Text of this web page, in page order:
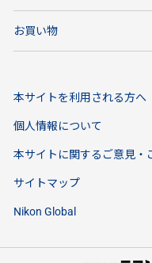
お買い物
本サイトを利用される方へ
個人情報について
本サイトに関するご意見・
サイトマップ
Nikon Global